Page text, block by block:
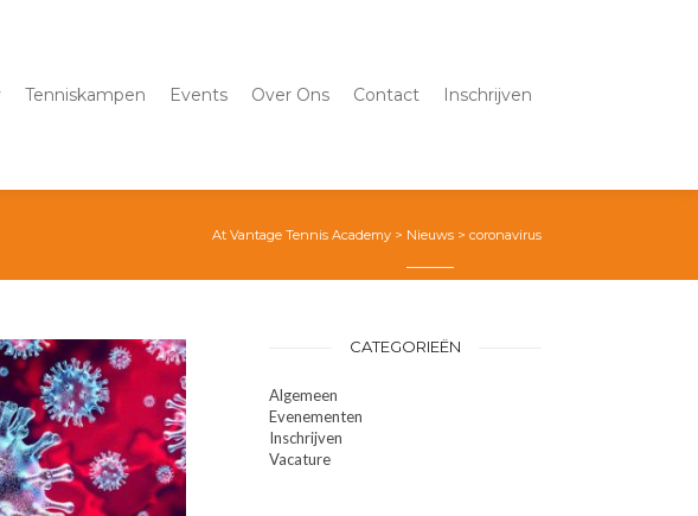
Tenniskampen Events Over Ons Contact Inschrijven
At Vantage Tennis Academy > Nieuws > coronavirus
CATEGORIEËN
Algemeen
Evenementen
Inschrijven
Vacature